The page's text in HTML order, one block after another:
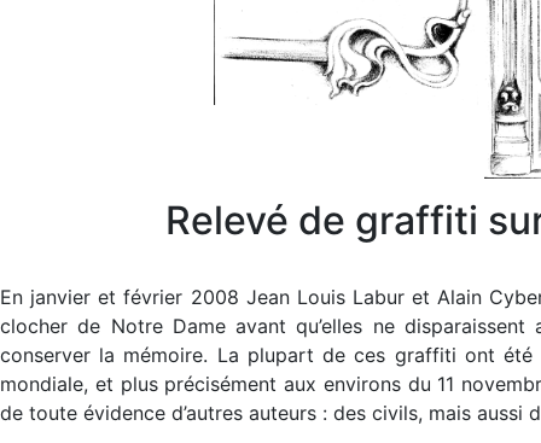
Relevé de graffiti
En janvier et février 2008 Jean Louis Labur et Alain
clocher de Notre Dame avant qu’elles ne
conserver la mémoire. La plupart de ces graffiti ont
mondiale, et plus précisément aux environs du 11
de toute évidence d’autres auteurs : des civils, mais